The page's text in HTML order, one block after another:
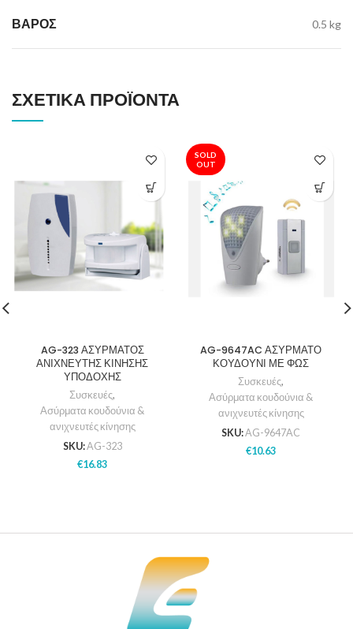
ΒΆΡΟΣ 0.5 kg
ΣΧΕΤΙΚΆ ΠΡΟΪΌΝΤΑ
AG-323 ΑΣΥΡΜΑΤΟΣ
ΑΝΙΧΝΕΥΤΗΣ ΚΙΝΗΣΗΣ
ΥΠΟΔΟΧΗΣ
Συσκευές,
Ασύρματα κουδούνια &
ανιχνευτές κίνησης
SKU:AG-323
€16.83
SOLD
OUT
AG-9647AC ΑΣΥΡΜΑΤΟ
ΚΟΥΔΟΥΝΙ ΜΕ ΦΩΣ
Συσκευές,
Ασύρματα κουδούνια &
ανιχνευτές κίνησης
SKU:AG-9647AC
€10.63